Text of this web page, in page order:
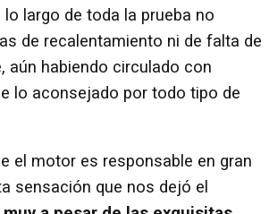
largo de toda la prueba no
de recalentamiento ni de falta de
aún habiendo circulado con
lo aconsejado por todo tipo de
el motor es responsable en gran
sensación que nos dejó el